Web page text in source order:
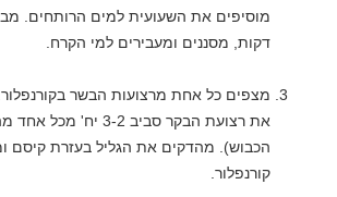
דקות, מסננים ומעבירים למי הקרח.
מצפים כל אחת מרצועות הבשר בקורנפלור.
את רצועת הבקר סביב 3-2
הכבוש). מהדקים את הגליל בעזרת קיסם
קורנפלור.